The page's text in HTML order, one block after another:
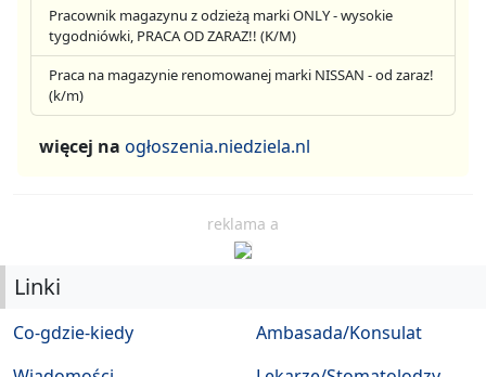
Pracownik magazynu z odzieżą marki ONLY - wysokie
tygodniówki, PRACA OD ZARAZ!! (K/M)
Praca na magazynie renomowanej marki NISSAN - od zaraz!
(k/m)
więcej na ogłoszenia.niedziela.nl
reklama a
Linki
Co-gdzie-kiedy
Ambasada/Konsulat